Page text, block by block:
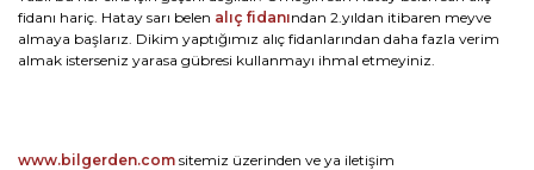
fidanı hariç. Hatay sarı belen alıç fidanından 2.yıldan itibaren meyve
almaya başlarız. Dikim yaptığımız alıç fidanlarından daha fazla verim
almak isterseniz yarasa gübresi kullanmayı ihmal etmeyiniz.
www.bilgerden.com sitemiz üzerinden ve ya iletişim